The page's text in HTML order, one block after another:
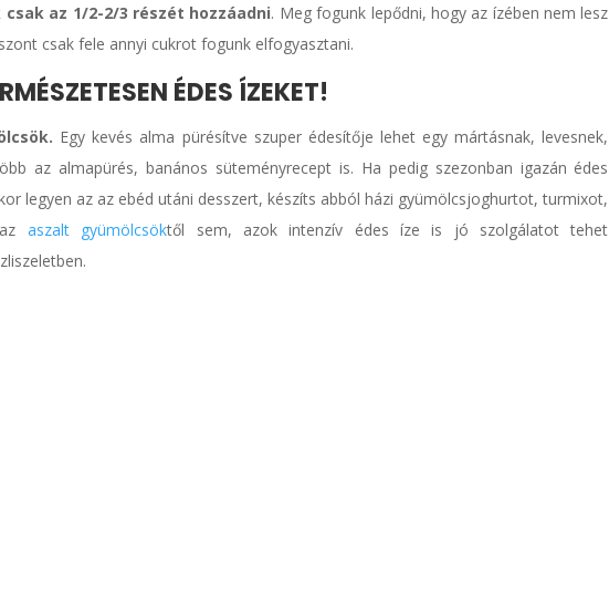
az 1/2-2/3 részét hozzáadni. Meg fogunk lepődni, hogy az ízében nem lesz
csak fele annyi cukrot fogunk elfogyasztani.
ÉDES ÍZEKET!
Egy kevés alma pürésítve szuper édesítője lehet egy mártásnak, levesnek,
az almapürés, banános süteményrecept is. Ha pedig szezonban igazán édes
legyen az az ebéd utáni desszert, készíts abból házi gyümölcsjoghurtot, turmixot,
aszalt gyümölcsöktől sem, azok intenzív édes íze is jó szolgálatot tehet